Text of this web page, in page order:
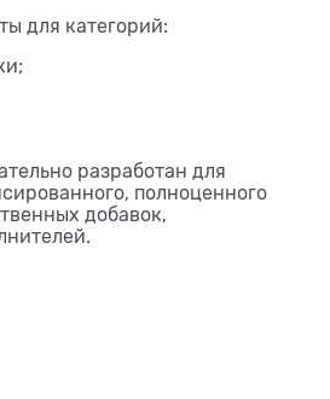
для категорий:
разработан для
полноценного
добавок,